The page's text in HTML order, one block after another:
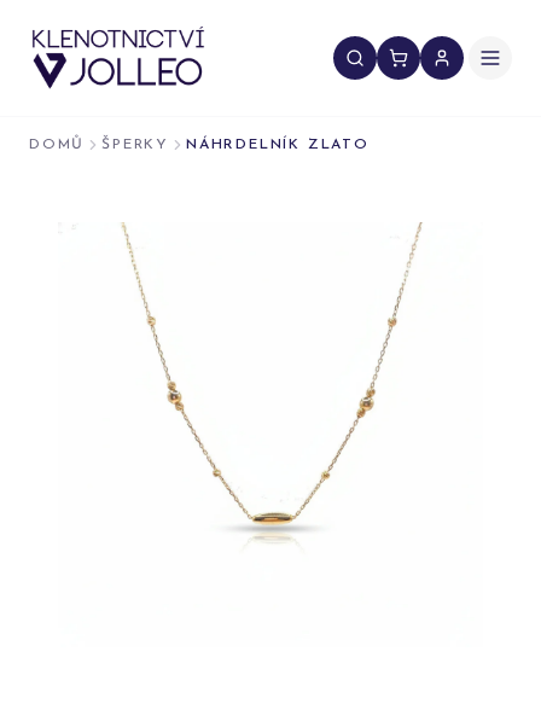
DOMŮ ŠPERKY NÁHRDELNÍK ZLATO